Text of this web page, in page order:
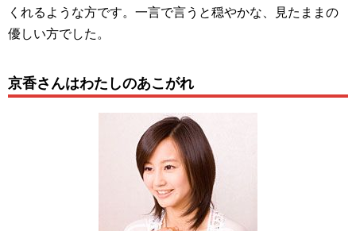
くれるような方です。一言で言うと穏やかな、見たままの
優しい方でした。
京香さんはわたしのあこがれ